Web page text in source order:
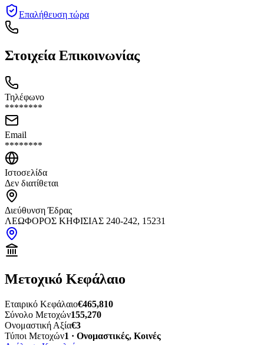
Επαλήθευση τώρα
Στοιχεία Επικοινωνίας
Τηλέφωνο
********
Email
********
Ιστοσελίδα
Δεν διατίθεται
Διεύθυνση Έδρας
ΛΕΩΦΟΡΟΣ ΚΗΦΙΣΙΑΣ 240-242, 15231
Μετοχικό Κεφάλαιο
Εταιρικό Κεφάλαιο€465,810
Σύνολο Μετοχών155,270
Ονομαστική Αξία€3
Τύποι Μετοχών1 · Ονομαστικές, Κοινές